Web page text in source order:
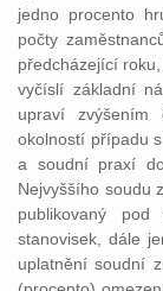
jedno procento
počty
předcházející
vyčíslí základní
upraví zvýšením
okolností případu
a soudní praxí
Nejvyššího soudu
publikovaný
stanovisek, dále
uplatnění soudní